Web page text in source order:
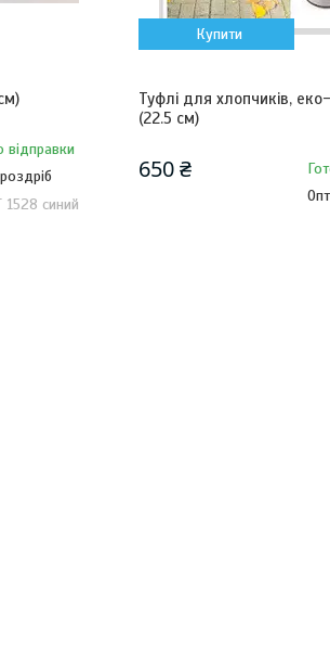
відправки
1528 синий
Купити
Туфлі для хлопчиків,
(22.5 см)
650 ₴